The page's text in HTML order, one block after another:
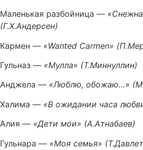
Маленькая разбойница —
(Г.Х.Андерсен)
Кармен — «Wanted Carmen»
Гульназ — «Мулла» (Т.Миннуллин)
Анджела — «Люблю, обожаю…»
Халима — «В ожидании часа
Алия — «Дети мои» (А.Атнабаев)
Гульнара — «Моя семья»